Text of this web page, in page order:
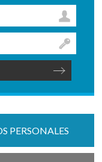
PERSONALES